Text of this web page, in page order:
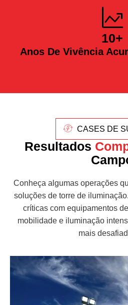
Anos De Vivência
10+
CASES DE
Resultados
Conheça algumas operações
soluções de torre de
críticas com equipamentos
mobilidade e iluminação
mais